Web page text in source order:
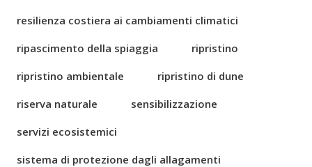
resilienza costiera ai cambiamenti climatici
ripascimento della spiaggia
ripristino
ripristino ambientale
ripristino di dune
riserva naturale
sensibilizzazione
servizi ecosistemici
sistema di protezione dagli allagamenti